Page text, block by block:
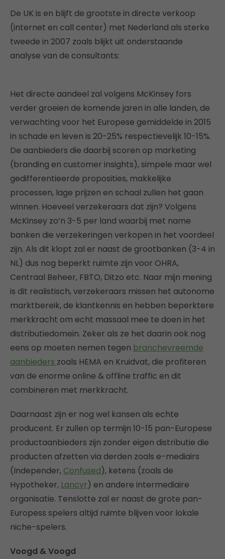
De UK is en blijft de grootste in directe verkoop
(internet en call center) met Nederland als sterke
tweede in 2007 zoals blijkt uit onderstaande
analyse van de consultants:
Het directe aandeel zal volgens McKinsey fors
verder groeien de komende jaren in alle landen, de
verwachting voor het Europese gemiddelde in 2015
in schade en leven is 20-25% respectievelijk 10-15%.
De aanbieders die daarbij scoren op marketing
(branding en customer insights), simpele maar wel
gedifferentieerde proposities, makkelijke
processen, lage prijzen en schaal zullen het gaan
winnen. Hoeveel verzekeraars dat zijn? Volgens
McKinsey zo’n 3-5 per land waarbij met name
banken die verzekeringen verkopen in het voordeel
zijn. Als dit klopt zal er naast de grootbanken (3-4 in
NL) dus nog beperkt ruimte zijn voor OHRA,
Centraal Beheer, FBTO, Ditzo etc. Naar mijn mening
is dit realistisch, verzekeraars missen het autonome
marktbereik, de klantkennis en hebben beperktere
merkkracht om echt massaal mee te doen in het
distributiedomein. Zeker als ze het daarin ook nog
eens op moeten nemen tegen branchevreemde
aanbieders zoals HEMA en Kruidvat, die profiteren
van de enorme online & offline traffic en dit
combineren met merkkracht.
Daarnaast zijn er nog wel kansen als echte
producent. Er zullen op termijn 10-15 pan-Europese
productaanbieders zijn zonder eigen distributie die
producten afzetten via derden zoals e-mediairs
(Independer, Confused), ketens (zoals de
Hypotheker, Lancyr) en andere intermediaire
organisatie. Tenslotte zal er naast de grote pan-
Europess spelers altijd ruimte blijven voor lokale
niche-spelers.
Voogd & Voogd